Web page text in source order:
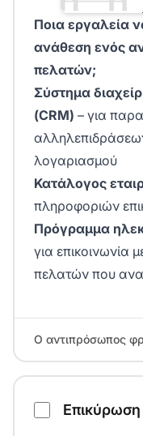
Ποια εργαλεία
ανάθεση ενός
πελατών;
Σύστημα
(CRM) – για
λογαριασμού
Κατάλογος
πληροφοριών
Πρόγραμμα
για επικοινωνία
πελατών που
Ο αντιπρόσωπος